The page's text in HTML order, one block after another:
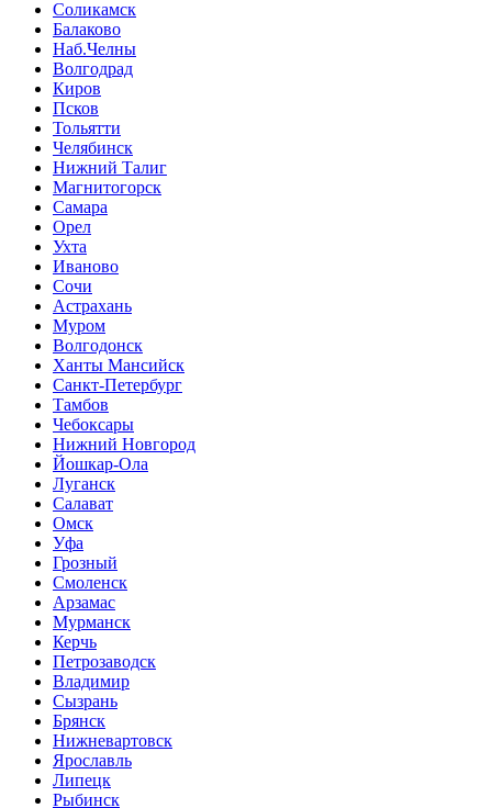
Соликамск
Балаково
Наб.Челны
Волгодрад
Киров
Псков
Тольятти
Челябинск
Нижний Талиг
Магнитогорск
Самара
Орел
Ухта
Иваново
Сочи
Астрахань
Муром
Волгодонск
Ханты Мансийск
Санкт-Петербург
Тамбов
Чебоксары
Нижний Новгород
Йошкар-Ола
Луганск
Салават
Омск
Уфа
Грозный
Смоленск
Арзамас
Мурманск
Керчь
Петрозаводск
Владимир
Сызрань
Брянск
Нижневартовск
Ярославль
Липецк
Рыбинск